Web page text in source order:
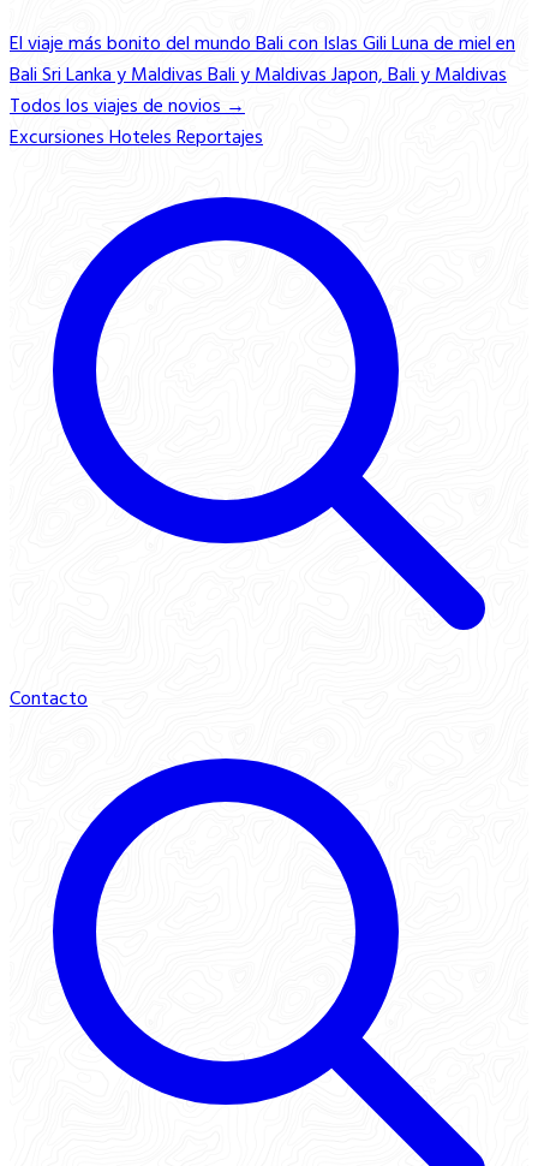
El viaje más bonito del mundoBali con Islas GiliLuna de miel en
BaliSri Lanka y MaldivasBali y MaldivasJapon, Bali y Maldivas
Todos los viajes de novios →
ExcursionesHotelesReportajes
Contacto